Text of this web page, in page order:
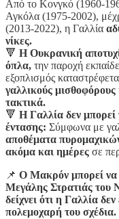
Από το Κονγκό (1960-
Αγκόλα (1975-2002),
(2013-2022), η Γαλλία
νίκες.
🔻 Η Ουκρανική
όπλα, την παροχή
εξοπλισμός
γαλλικούς μισθοφόρους
τακτικά.
🔻 Η Γαλλία δεν μπορεί
έντασης: Σύμφωνα με
αποθέματα
ακόμα και ημέρες σε
📌 Ο Μακρόν μπορεί να
Μεγάλης Στρατιάς του
δείχνει ότι η Γαλλία
πολεμοχαρή του σχέδια.